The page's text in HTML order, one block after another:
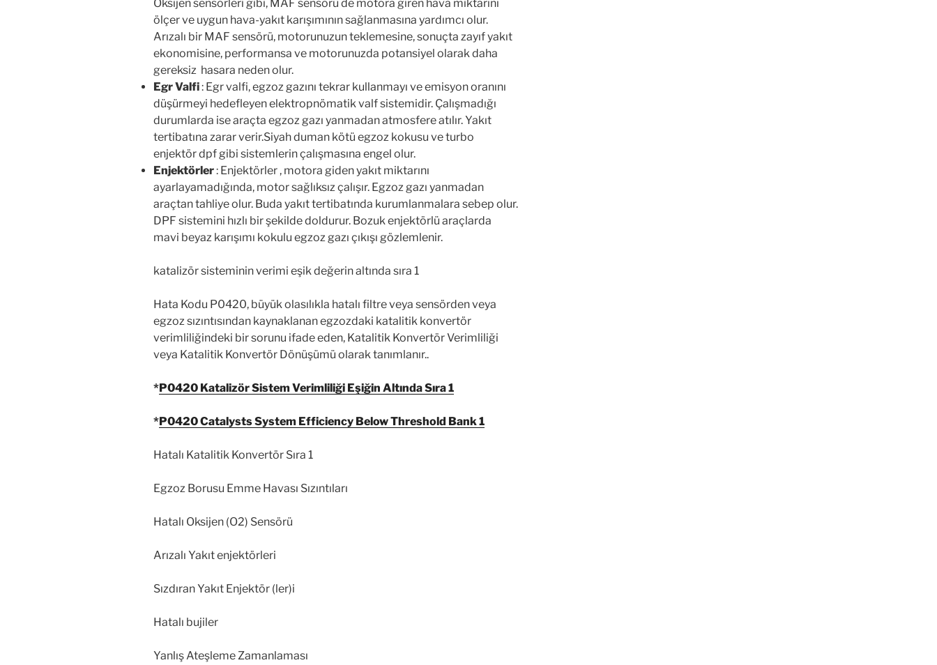
Gaz Kelebeği: Yakıt basıncını düşürür ve buharların dışarı çıkmasına
izin vererek emisyon ve sarfiyatı artırır.
Egzoz Gazı Sıcaklık Sensörü: Çalışmadığı durumda araçta sağlıklı bir
jenerasyon gerçekleşmez. Motor sağlıklı çalışmayacağı gibi turbonun
performansıda doğrudan etkiler.
Oksijen Sensörü: Yüksek Sıcaklıktaki egzoz gazına uzun süre maruz
kalması nedeniyle bu sensörün zamanla değiştirilmesi gerekir. Oksijen
sensörü, ECU’ya hayati öneme sahip hava-yakıt karışımı bilgilerini
sağlar.
Kütle Hava Akış Sensörü : Kirli veya parçacık bakımından zengin
havaya maruz kaldığında, Kütle Hava Akışı (MAF) sensörü arızalanabilir.
Oksijen sensörleri gibi, MAF sensörü de motora giren hava miktarını
ölçer ve uygun hava-yakıt karışımının sağlanmasına yardımcı olur.
Arızalı bir MAF sensörü, motorunuzun teklemesine, sonuçta zayıf yakıt
ekonomisine, performansa ve motorunuzda potansiyel olarak daha
Egr Valfi : Egr valfi, egzoz gazını tekrar kullanmayı ve emisyon oranını
durumlarda ise araçta egzoz gazı yanmadan atmosfere atılır. Yakıt
tertibatına zarar verir.Siyah duman kötü egzoz kokusu ve turbo
enjektör dpf gibi sistemlerin çalışmasına engel olur.
Enjektörler: Enjektörler , motora giden yakıt miktarını
araçtan tahliye olur. Buda yakıt tertibatında kurumlanmalara sebep olur.
mavi beyaz karışımı kokulu egzoz gazı çıkışı gözlemlenir.
katalizör sisteminin verimi eşik değerin altında sıra 1
Hata Kodu P0420, büyük olasılıkla hatalı filtre veya sensörden veya
verimliliğindeki bir sorunu ifade eden, Katalitik Konvertör Verimliliği